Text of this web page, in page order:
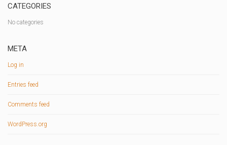
CATEGORIES
No categories
META
Log in
Entries feed
Comments feed
WordPress.org